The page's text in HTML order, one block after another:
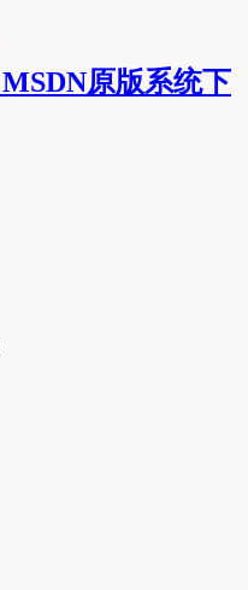
MSDN原版系统下